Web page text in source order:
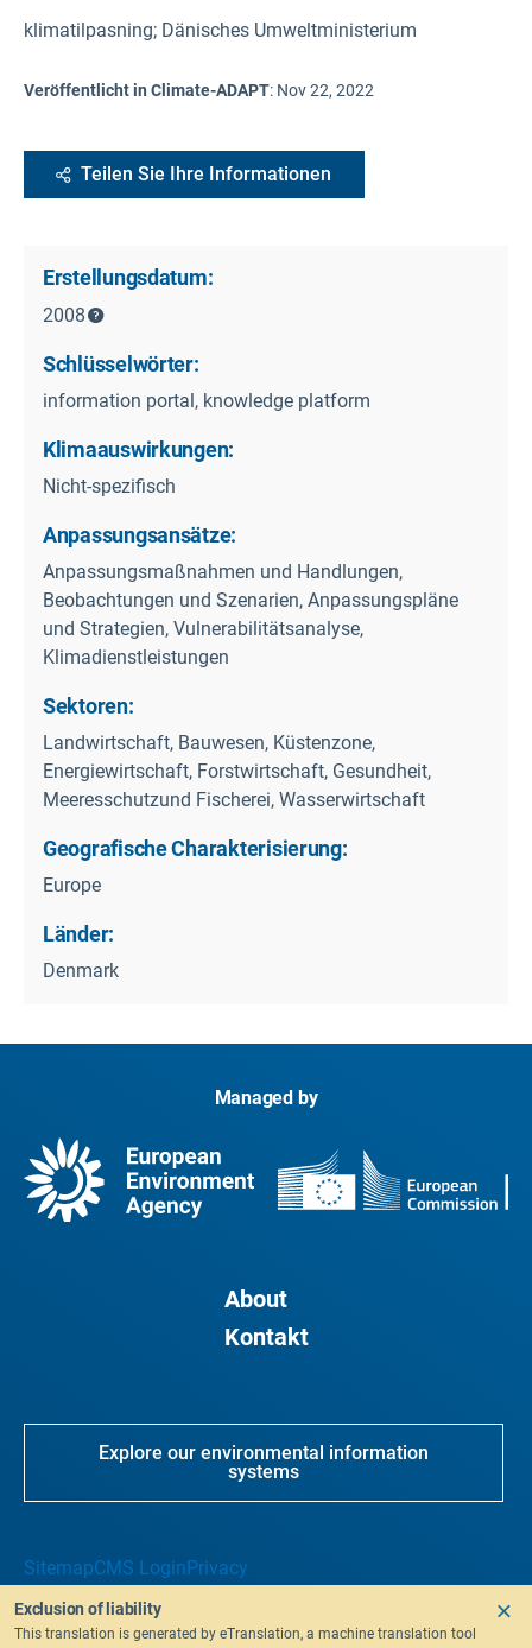
klimatilpasning; Dänisches Umweltministerium
Veröffentlicht in Climate-ADAPT: Nov 22, 2022
Teilen Sie Ihre Informationen
Erstellungsdatum:
2008
Schlüsselwörter:
information portal, knowledge platform
Klimaauswirkungen:
Nicht-spezifisch
Anpassungsansätze:
Anpassungsmaßnahmen und Handlungen,
Beobachtungen und Szenarien, Anpassungspläne
und Strategien, Vulnerabilitätsanalyse,
Klimadienstleistungen
Sektoren:
Landwirtschaft, Bauwesen, Küstenzone,
Energiewirtschaft, Forstwirtschaft, Gesundheit,
Meeresschutzund Fischerei, Wasserwirtschaft
Geografische Charakterisierung:
Europe
Länder:
Denmark
Managed by
About
Kontakt
Explore our environmental information
systems
SitemapCMS LoginPrivacy
Exclusion of liability
This translation is generated by eTranslation, a machine translation tool